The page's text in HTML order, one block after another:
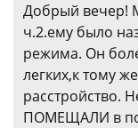
Добрый вечер!
ч.2.ему было
режима. Он
легких,к тому
расстройство.
ПОМЕЩАЛИ в